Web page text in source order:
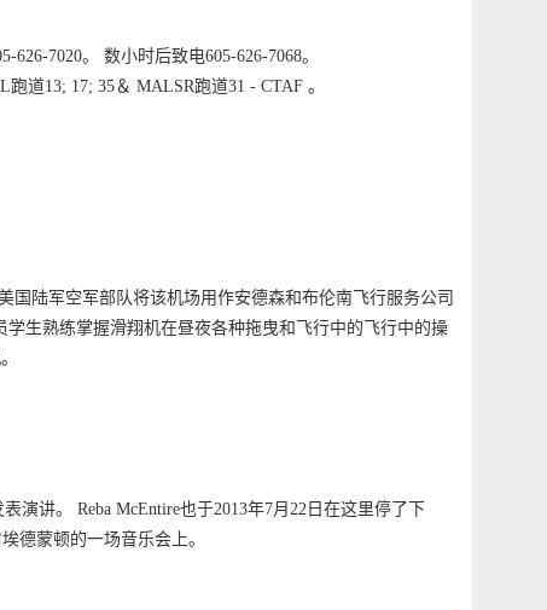
7020。 数小时后致电605-626-7068。
道13; 17; 35＆ MALSR跑道31 - CTAF 。
国陆军空军部队将该机场用作安德森和布伦南飞行服务公司
生熟练掌握滑翔机在昼夜各种拖曳和飞行中的飞行中的操
讲。 Reba McEntire也于2013年7月22日在这里停了下
德蒙顿的一场音乐会上。